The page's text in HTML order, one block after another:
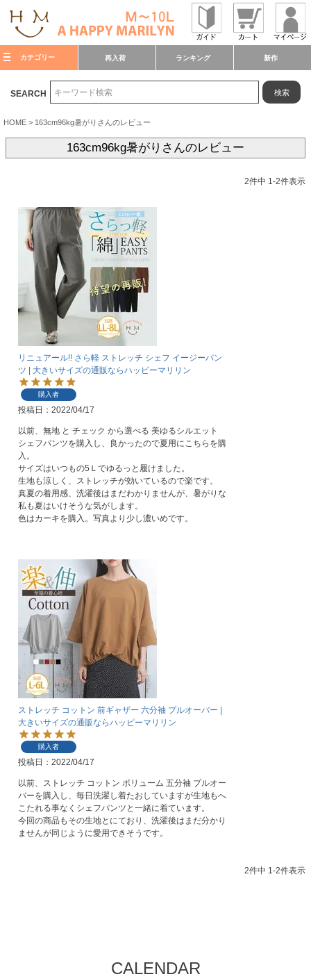
カテゴリー 再入荷 ランキング 新作
SEARCH 検索
HOME 163cm96kg暑がりさんのレビュー
163cm96kg暑がりさんのレビュー
2件中 1-2件表示
リニュアール!! さら軽 ストレッチ シェフ イージーパン
ツ | 大きいサイズの通販ならハッピーマリリン
購入者
投稿日 2022/04/17
以前、無地 と チェック から選べる 美ゆるシルエット
シェフパンツを購入し、良かったので夏用にこちらを購
入。
サイズはいつもの5Ｌでゆるっと履けました。
生地も涼しく、ストレッチが効いているので楽です。
真夏の着用感、洗濯後はまだわかりませんが、暑がりな
私も夏はいけそうな気がします。
色はカーキを購入。写真より少し濃いめです。
ストレッチ コットン 前ギャザー 六分袖 プルオーバー |
大きいサイズの通販ならハッピーマリリン
購入者
投稿日 2022/04/17
以前、ストレッチ コットン ボリューム 五分袖 プルオー
バーを購入し、毎日洗濯し着たおしていますが生地もへ
こたれる事なくシェフパンツと一緒に着ています。
今回の商品もその生地とにており、洗濯後はまだ分かり
ませんが同じように愛用できそうです。
2件中 1-2件表示
CALENDAR